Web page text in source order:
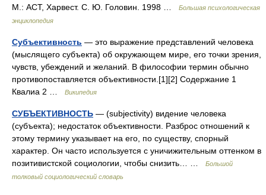
М.: АСТ, Харвест. С. Ю. Головин. 1998 …
Большая психологическая
энциклопедия
Субъективность — это выражение представлений человека
(мыслящего субъекта) об окружающем мире, его точки зрения,
чувств, убеждений и желаний. В философии термин обычно
противопоставляется объективности.[1][2] Содержание 1
Квалиа 2 …
Википедия
СУБЪЕКТИВНОСТЬ — (subjectivity) видение человека
(субъекта); недостаток объективности. Разброс отношений к
этому термину указывает на его, по существу, спорный
характер. Он часто используется с уничижительным оттенком в
позитивистской социологии, чтобы снизить… …
Большой
толковый социологический словарь